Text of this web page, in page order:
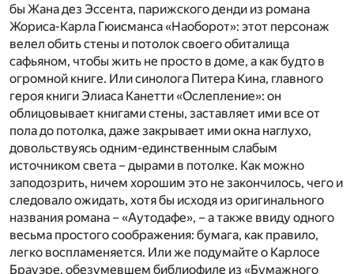
бы Жана дез Эссента, парижского денди из романа
Жориса-Карла Гюисманса «Наоборот»: этот персонаж
велел обить стены и потолок своего обиталища
сафьяном, чтобы жить не просто в доме, а как будто в
огромной книге. Или синолога Питера Кина, главного
героя книги Элиаса Канетти «Ослепление»: он
облицовывает книгами стены, заставляет ими все от
пола до потолка, даже закрывает ими окна наглухо,
довольствуясь одним-единственным слабым
источником света – дырами в потолке. Как можно
заподозрить, ничем хорошим это не закончилось, чего и
следовало ожидать, хотя бы исходя из оригинального
названия романа – «Аутодафе», – а также ввиду одного
весьма простого соображения: бумага, как правило,
легко воспламеняется. Или же подумайте о Карлосе
Брауэре, обезумевшем библиофиле из «Бумажного